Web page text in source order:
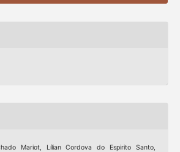
Mariot, Lílian Cordova do Espirito Santo,